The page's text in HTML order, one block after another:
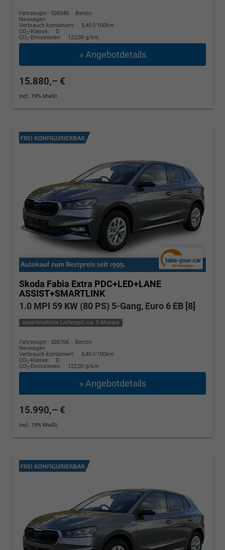
Fahrzeugnr.: 508048
Benzin
Neuwagen
Verbrauch kombiniert:
5,40 l/100km
CO2-Klasse:
D
CO2-Emissionen: 122,00 g/km
» Angebotdetails
15.880,– €
incl. 19% MwSt.
Skoda Fabia Extra PDC+LED+LANE
ASSIST+SMARTLINK
1.0 MPI 59 KW (80 PS) 5-Gang, Euro 6 EB [8]
unverbindliche Lieferzeit: ca. 5 Monate
Fahrzeugnr.: 508706
Benzin
Neuwagen
Verbrauch kombiniert:
5,40 l/100km
CO2-Klasse:
D
CO2-Emissionen: 122,00 g/km
» Angebotdetails
15.990,– €
incl. 19% MwSt.